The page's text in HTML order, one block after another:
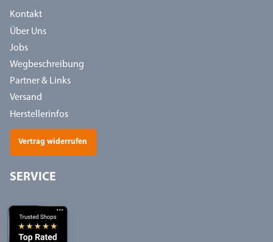
Kontakt
Über Uns
Jobs
Wegbeschreibung
Partner & Links
Versand
Herstellerinfos
Vertrag widerrufen
SERVICE